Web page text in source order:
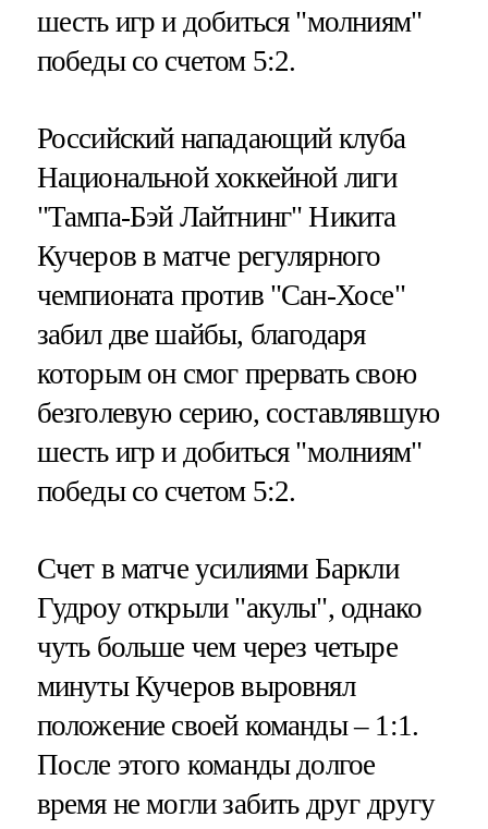
шесть игр и добиться "молниям"
победы со счетом 5:2.
Российский нападающий клуба
Национальной хоккейной лиги
"Тампа-Бэй Лайтнинг" Никита
Кучеров в матче регулярного
чемпионата против "Сан-Хосе"
забил две шайбы, благодаря
которым он смог прервать свою
безголевую серию, составлявшую
шесть игр и добиться "молниям"
победы со счетом 5:2.
Счет в матче усилиями Баркли
Гудроу открыли "акулы", однако
чуть больше чем через четыре
минуты Кучеров выровнял
положение своей команды – 1:1.
После этого команды долгое
время не могли забить друг другу